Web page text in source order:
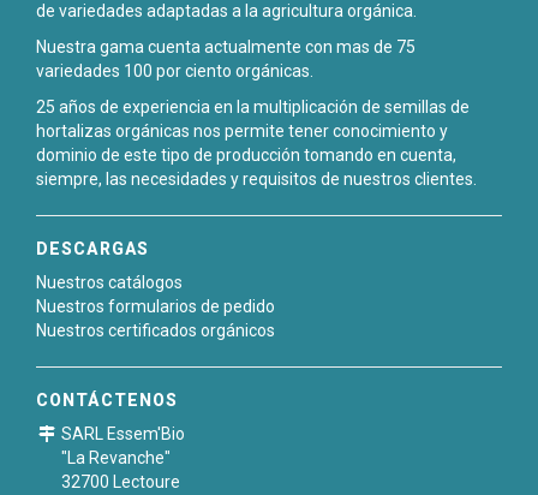
de variedades adaptadas a la agricultura orgánica.
Nuestra gama cuenta actualmente con mas de 75
variedades 100 por ciento orgánicas.
25 años de experiencia en la multiplicación de semillas de
hortalizas orgánicas nos permite tener conocimiento y
dominio de este tipo de producción tomando en cuenta,
siempre, las necesidades y requisitos de nuestros clientes.
DESCARGAS
Nuestros catálogos
Nuestros formularios de pedido
Nuestros certificados orgánicos
CONTÁCTENOS
SARL Essem'Bio
"La Revanche"
32700 Lectoure